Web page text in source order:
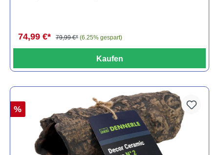
74,99 €* 79,99 €* (6.25% gespart)
Kaufen
%